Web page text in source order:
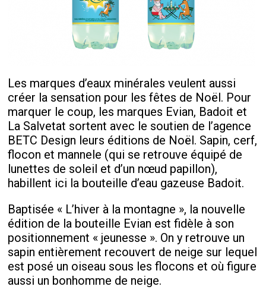
Les marques d’eaux minérales veulent aussi
créer la sensation pour les fêtes de Noël. Pour
marquer le coup, les marques Evian, Badoit et
La Salvetat sortent avec le soutien de l’agence
BETC Design leurs éditions de Noël. Sapin, cerf,
flocon et mannele (qui se retrouve équipé de
lunettes de soleil et d’un nœud papillon),
habillent ici la bouteille d’eau gazeuse Badoit.
Baptisée « L’hiver à la montagne », la nouvelle
édition de la bouteille Evian est fidèle à son
positionnement « jeunesse ». On y retrouve un
sapin entièrement recouvert de neige sur lequel
est posé un oiseau sous les flocons et où figure
aussi un bonhomme de neige.